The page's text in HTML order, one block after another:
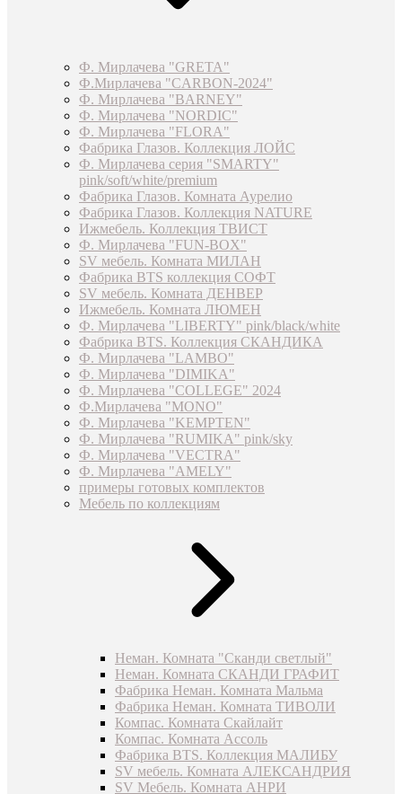
Ф. Мирлачева "GRETA"
Ф.Мирлачева "CARBON-2024"
Ф. Мирлачева "BARNEY"
Ф. Мирлачева "NORDIC"
Ф. Мирлачева "FLORA"
Фабрика Глазов. Коллекция ЛОЙС
Ф. Мирлачева серия "SMARTY"
pink/soft/white/premium
Фабрика Глазов. Комната Аурелио
Фабрика Глазов. Коллекция NATURE
Ижмебель. Коллекция ТВИСТ
Ф. Мирлачева "FUN-BOX"
SV мебель. Комната МИЛАН
Фабрика BTS коллекция СОФТ
SV мебель. Комната ДЕНВЕР
Ижмебель. Комната ЛЮМЕН
Ф. Мирлачева "LIBERTY" pink/black/white
Фабрика BTS. Коллекция СКАНДИКА
Ф. Мирлачева "LAMBO"
Ф. Мирлачева "DIMIKA"
Ф. Мирлачева "COLLEGE" 2024
Ф.Мирлачева "MONO"
Ф. Мирлачева "KEMPTEN"
Ф. Мирлачева "RUMIKA" pink/sky
Ф. Мирлачева "VECTRA"
Ф. Мирлачева "AMELY"
примеры готовых комплектов
Мебель по коллекциям
Неман. Комната "Сканди светлый"
Неман. Комната СКАНДИ ГРАФИТ
Фабрика Неман. Комната Мальма
Фабрика Неман. Комната ТИВОЛИ
Компас. Комната Скайлайт
Компас. Комната Ассоль
Фабрика BTS. Коллекция МАЛИБУ
SV мебель. Комната АЛЕКСАНДРИЯ
SV Мебель. Комната АНРИ